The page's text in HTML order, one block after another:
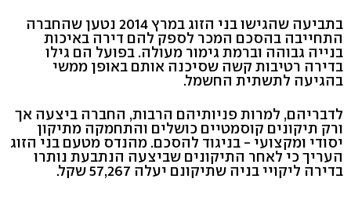
בתביעה שהגישו בני הזוג במרץ 2014 נטען שהחברה
התחייבה בהסכם המכר לספק להם דירה באיכות
בנייה גבוהה וברמת גימור מעולה. בפועל הם גילו
בדירה רטיבות קשה שסיכנה אותם באופן ממשי
בהגיעה לתשתית החשמל.
לדבריהם, למרות פניותיהם הרבות, החברה ביצעה אך
ורק תיקונים קוסמטיים כושלים והתחמקה מתיקון
יסודי ומקצועי - בניגוד להסכם. מהנדס מטעם בני הזוג
העריך כי לאחר התיקונים שביצעה הנתבעת נותרו
בדירה ליקויי בניה שתיקונם יעלה 57,267 שקל.